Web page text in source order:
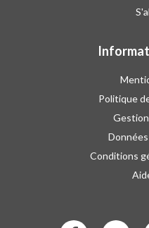
Politique
Conditions